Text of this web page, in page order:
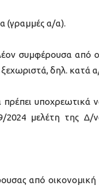
(γραμμές α/α).
συμφέρουσα από
ξεχωριστά, δηλ.
υποχρεωτικά να
μελέτη της Δ/
από